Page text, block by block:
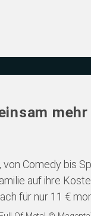
von Comedy bis
auf ihre
für nur 11 €